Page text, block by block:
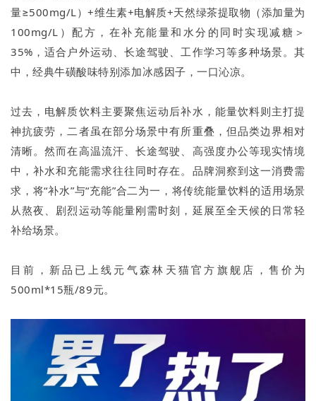
量≥500mg/L）+维生素+电解质+天然绿茶提取物（添加量为
100mg/L）配方，在补充能量和水分的同时实现减糖＞
35%，适合户外运动、长途驾驶、工作学习等多种场景。其
中，经典牛磺酸味特别添加冰感因子，一口沁凉。
过去，电解质饮料主要聚焦运动后补水，能量饮料则主打提
神抗疲劳，二者虽在部分场景中有所重叠，但品类边界相对
清晰。然而在高温流汗、长途驾驶、高强度办公等现实情境
中，补水和充能需求往往同时存在。品牌洞察到这一消费需
求，将“补水”与“充能”合二为一，将传统能量饮料的适用场景
从熬夜、剧烈运动等能量刚需时刻，延展至全天候的日常轻
补给场景。
目前，新品已上线元气森林天猫官方旗舰店，售价为
500ml*15瓶/89元。